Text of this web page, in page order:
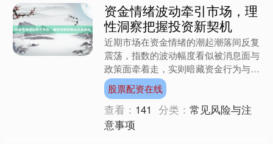
资金情绪波动牵引市场，理
性洞察把握投资新契机
近期市场在资金情绪的潮起潮落间反复
震荡，指数的波动幅度看似被消息面与
政策面牵着走，实则暗藏资金行为与行
业周期的深层博弈。作为资本市场参与
者，与其被短期波动扰乱节....
股票配资在线
查看： 141 分类：常见风险与注
意事项